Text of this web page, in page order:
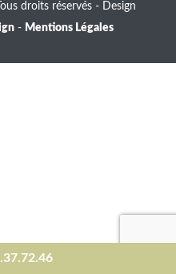
droits réservés - Design
- Mentions Légales